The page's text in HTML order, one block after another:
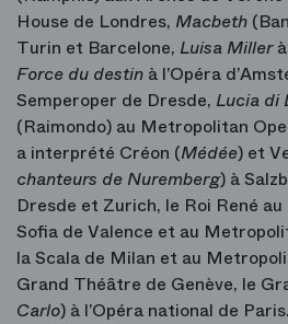
House de Londres, Macbeth
Turin et Barcelone, Luisa Millerà
Force du destin à l’Opéra
Semperoper de Dresde, Lucia di
(Raimondo) au Metropolitan
a interprété Créon (Médée) et
chanteurs de Nuremberg) à
Dresde et Zurich, le Roi René
Sofia de Valence et au
la Scala de Milan et au
Grand Théâtre de Genève, le
Carlo) à l’Opéra national de Paris.